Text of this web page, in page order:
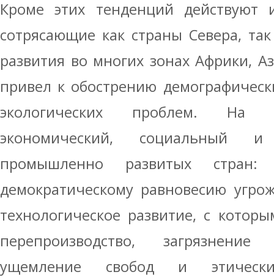
Кроме этих тенденций действуют
сотрясающие как страны Севера,
развития во многих зонах Африки,
привел к обострению
экологических проблем. На
экономический, социальный
промышленно развитых
демократическому равновесию
технологическое развитие, с
перепроизводство,
ущемление свобод и